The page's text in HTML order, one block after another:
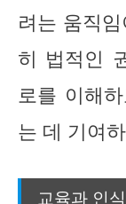
려는 움직
히 법적인
로를 이해
는 데 기여
교육과 인